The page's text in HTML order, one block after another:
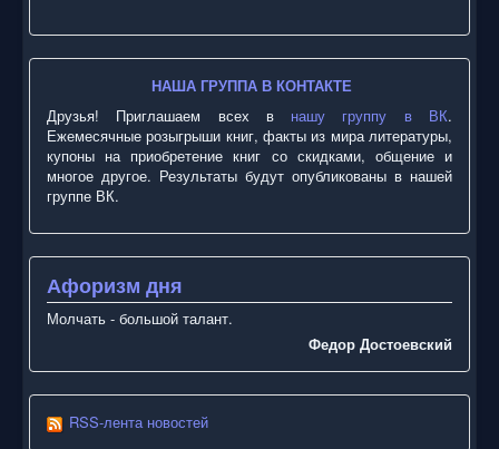
НАША ГРУППА В КОНТАКТЕ
Друзья! Приглашаем всех в нашу группу в ВК.
Ежемесячные розыгрыши книг, факты из мира литературы,
купоны на приобретение книг со скидками, общение и
многое другое. Результаты будут опубликованы в нашей
группе ВК.
Афоризм дня
Молчать - большой талант.
Федор Достоевский
RSS-лента новостей